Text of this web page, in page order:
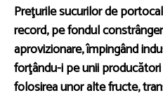
Preţurile sucurilor de
record, pe fondul
aprovizionare, împingând
forţându-i pe unii
folosirea unor alte fructe,